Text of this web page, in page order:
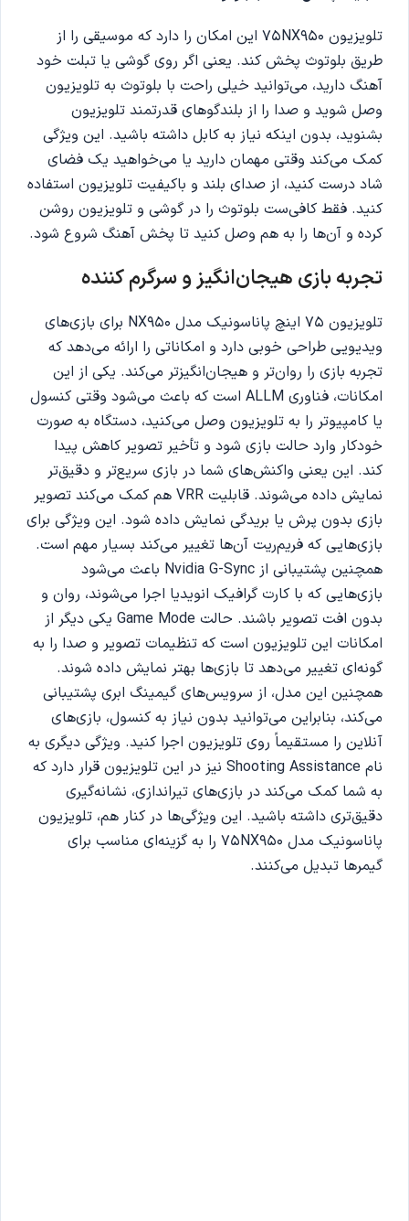
تلویزیون 75NX950 این امکان را دارد که موسیقی را از
طریق بلوتوث پخش کند. یعنی اگر روی گوشی یا تبلت خود
آهنگ دارید، می‌توانید خیلی راحت با بلوتوث به تلویزیون
وصل شوید و صدا را از بلندگوهای قدرتمند تلویزیون
بشنوید، بدون اینکه نیاز به کابل داشته باشید. این ویژگی
کمک می‌کند وقتی مهمان دارید یا می‌خواهید یک فضای
شاد درست کنید، از صدای بلند و باکیفیت تلویزیون استفاده
کنید. فقط کافی‌ست بلوتوث را در گوشی و تلویزیون روشن
کرده و آن‌ها را به هم وصل کنید تا پخش آهنگ شروع شود.
تجربه بازی هیجان‌انگیز و سرگرم کننده
تلویزیون 75 اینچ پاناسونیک مدل NX950 برای بازی‌های
ویدیویی طراحی خوبی دارد و امکاناتی را ارائه می‌دهد که
تجربه بازی را روان‌تر و هیجان‌انگیزتر می‌کند. یکی از این
امکانات، فناوری ALLM است که باعث می‌شود وقتی کنسول
یا کامپیوتر را به تلویزیون وصل می‌کنید، دستگاه به صورت
خودکار وارد حالت بازی شود و تأخیر تصویر کاهش پیدا
کند. این یعنی واکنش‌های شما در بازی سریع‌تر و دقیق‌تر
نمایش داده می‌شوند. قابلیت VRR هم کمک می‌کند تصویر
بازی بدون پرش یا بریدگی نمایش داده شود. این ویژگی برای
بازی‌هایی که فریم‌ریت آن‌ها تغییر می‌کند بسیار مهم است.
همچنین پشتیبانی از Nvidia G-Sync باعث می‌شود
بازی‌هایی که با کارت گرافیک انویدیا اجرا می‌شوند، روان و
بدون افت تصویر باشند. حالت Game Mode یکی دیگر از
امکانات این تلویزیون است که تنظیمات تصویر و صدا را به
گونه‌ای تغییر می‌دهد تا بازی‌ها بهتر نمایش داده شوند.
همچنین این مدل، از سرویس‌های گیمینگ ابری پشتیبانی
می‌کند، بنابراین می‌توانید بدون نیاز به کنسول، بازی‌های
آنلاین را مستقیماً روی تلویزیون اجرا کنید. ویژگی دیگری به
نام Shooting Assistance نیز در این تلویزیون قرار دارد که
به شما کمک می‌کند در بازی‌های تیراندازی، نشانه‌گیری
دقیق‌تری داشته باشید. این ویژگی‌ها در کنار هم، تلویزیون
پاناسونیک مدل 75NX950 را به گزینه‌ای مناسب برای
گیمرها تبدیل می‌کنند.